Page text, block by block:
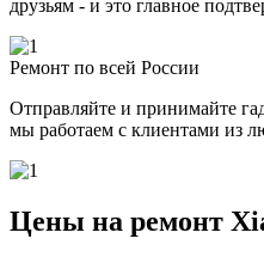
друзьям - и это главное
Ремонт по всей России
Отправляйте и принимайте
мы работаем с клиентами из
Цены на ремонт